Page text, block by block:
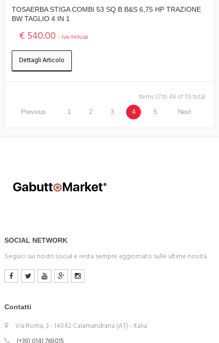
TOSAERBA STIGA COMBI 53 SQ B B&S 6,75 HP TRAZIONE
BW TAGLIO 4 IN 1
€ 540.00 - Iva Inclusa
Dettagli Articolo
Items 37 to 48 of 55 total
Previous 1 2 3 4 5 Next
SOCIAL NETWORK
Seguici sui nostri social e resta sempre aggiornato sulle ultime novità.
Contatti
Via Roma, 3 - 14042 Calamandrana (AT) - Italia